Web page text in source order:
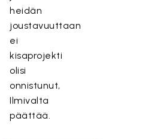
heidän
joustavuuttaan
ei
kisaprojekti
olisi
onnistunut,
Ilmivalta
päättää.